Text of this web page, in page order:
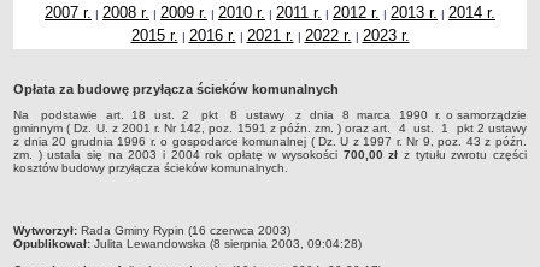
Insygnia gminy
Dane statystyczne
Związki i stowarzyszenia
Realizacja zadań publicznych
Rejestr zbiorów danych osobowych
RODO Klauzule informacyjne
2007 r. | 2008 r. | 2009 r. | 2010 r. | 2011 r. | 2012 r. | 2013 r. | 2014 r.
2015 r. | 2016 r. | 2021 r. | 2022 r. | 2023 r.
Opłata za budowę przyłącza ścieków komunalnych
Na podstawie art. 18 ust. 2 pkt 8 ustawy z dnia 8 marca 1990 r. o samorządzie
gminnym ( Dz. U. z 2001 r. Nr 142, poz. 1591 z późn. zm. ) oraz art. 4 ust. 1 pkt 2 ustawy
z dnia 20 grudnia 1996 r. o gospodarce komunalnej ( Dz. U z 1997 r. Nr 9, poz. 43 z późn.
zm. ) ustala się na 2003 i 2004 rok opłatę w wysokości 700,00 zł z tytułu zwrotu części
kosztów budowy przyłącza ścieków komunalnych.
metryczka
Wytworzył: Rada Gminy Rypin (16 czerwca 2003)
Opublikował: Julita Lewandowska (8 sierpnia 2003, 09:04:28)